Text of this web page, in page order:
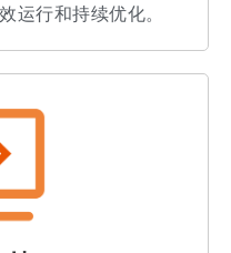
运行和持续优化。